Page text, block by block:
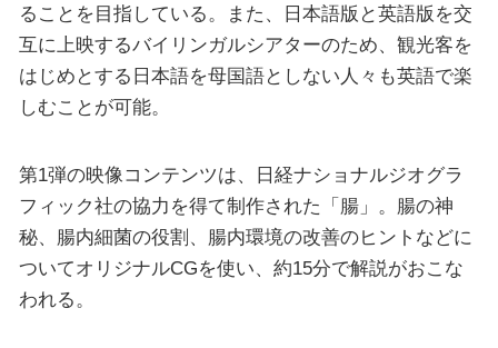
ることを目指している。また、日本語版と英語版を交
互に上映するバイリンガルシアターのため、観光客を
はじめとする日本語を母国語としない人々も英語で楽
しむことが可能。
第1弾の映像コンテンツは、日経ナショナルジオグラ
フィック社の協力を得て制作された「腸」。腸の神
秘、腸内細菌の役割、腸内環境の改善のヒントなどに
ついてオリジナルCGを使い、約15分で解説がおこな
われる。